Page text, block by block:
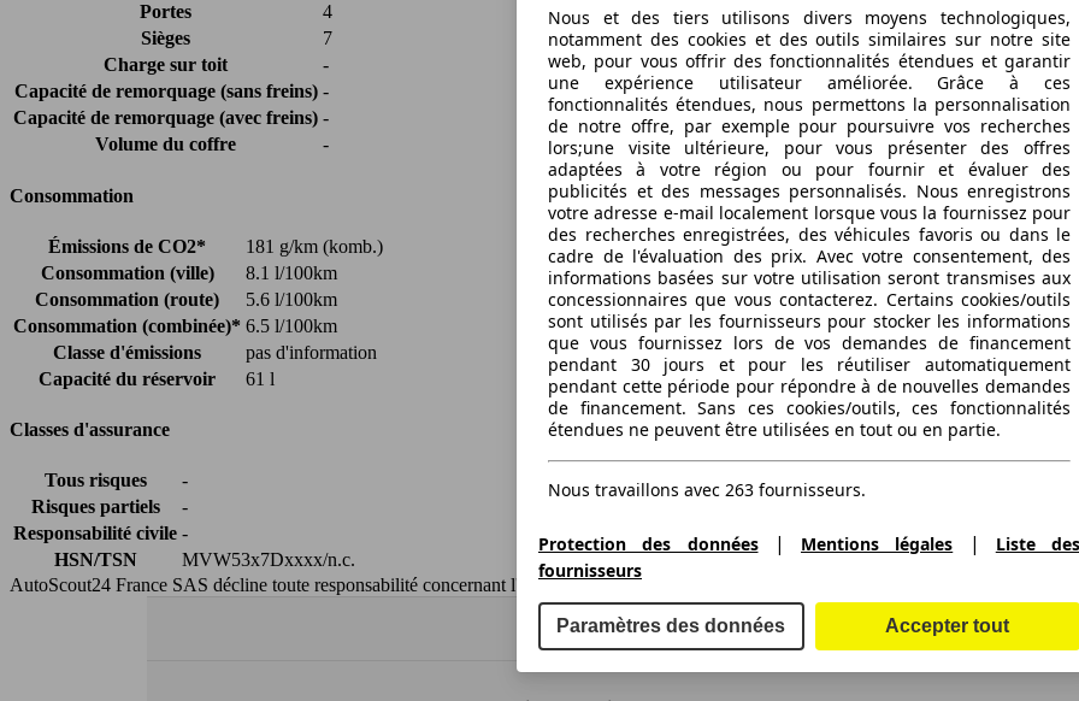
Portes
4
Sièges
7
Charge sur toit
-
Capacité de remorquage (sans freins) -
Capacité de remorquage (avec freins) -
Volume du coffre
-
Consommation
Émissions de CO2*
181 g/km (komb.)
Consommation (ville)
8.1 l/100km
Consommation (route)
5.6 l/100km
Consommation (combinée)* 6.5 l/100km
Classe d'émissions
pas d'information
Capacité du réservoir
61 l
Classes d'assurance
Tous risques
-
Risques partiels
-
Responsabilité civile -
HSN/TSN
MVW53x7Dxxxx/n.c.
AutoScout24 France SAS décline toute responsabilité concernant l''exactitude des indications fournies.
Nous et des tiers utilisons divers moyens technologiques,
notamment des cookies et des outils similaires sur notre site
web, pour vous offrir des fonctionnalités étendues et garantir
une expérience utilisateur améliorée. Grâce à ces
fonctionnalités étendues, nous permettons la personnalisation
de notre offre, par exemple pour poursuivre vos recherches
lors;une visite ultérieure, pour vous présenter des offres
adaptées à votre région ou pour fournir et évaluer des
publicités et des messages personnalisés. Nous enregistrons
votre adresse e-mail localement lorsque vous la fournissez pour
des recherches enregistrées, des véhicules favoris ou dans le
cadre de l'évaluation des prix. Avec votre consentement, des
informations basées sur votre utilisation seront transmises aux
concessionnaires que vous contacterez. Certains cookies/outils
sont utilisés par les fournisseurs pour stocker les informations
que vous fournissez lors de vos demandes de financement
pendant 30 jours et pour les réutiliser automatiquement
pendant cette période pour répondre à de nouvelles demandes
de financement. Sans ces cookies/outils, ces fonctionnalités
étendues ne peuvent être utilisées en tout ou en partie.
Nous travaillons avec 263 fournisseurs.
Protection des données| Mentions légales |
Liste des
fournisseurs
Paramètres des données Accepter tout